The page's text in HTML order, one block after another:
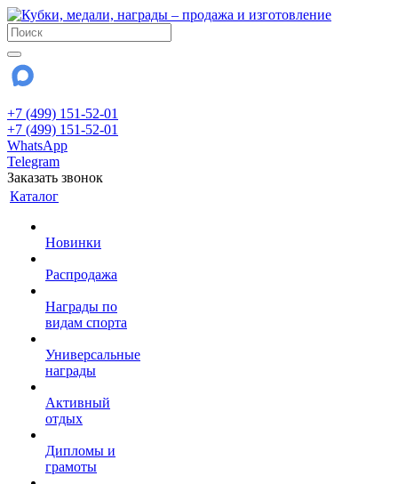
+7 (499) 151-52-01
+7 (499) 151-52-01
WhatsApp
Telegram
Заказать звонок
Каталог
Новинки
Распродажа
Награды по
видам спорта
Универсальные
награды
Активный
отдых
Дипломы и
грамоты